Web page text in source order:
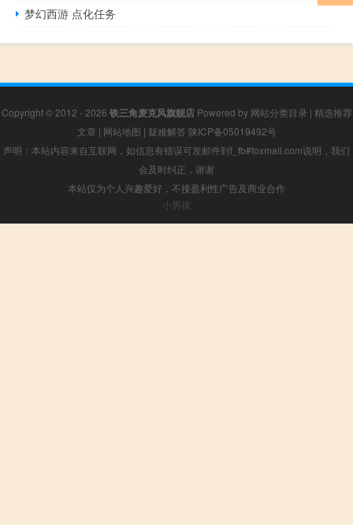
梦幻西游 点化任务
Copyright © 2012 - 2026 铁三角麦克风旗舰店Powered by 网站分类目录 | 精选推荐
文章 | 网站地图 | 疑难解答 陕ICP备05019492号
声明：本站内容来自互联网，如信息有错误可发邮件到f_fb#foxmail.com说明，我们
会及时纠正，谢谢
本站仅为个人兴趣爱好，不接盈利性广告及商业合作
小男孩